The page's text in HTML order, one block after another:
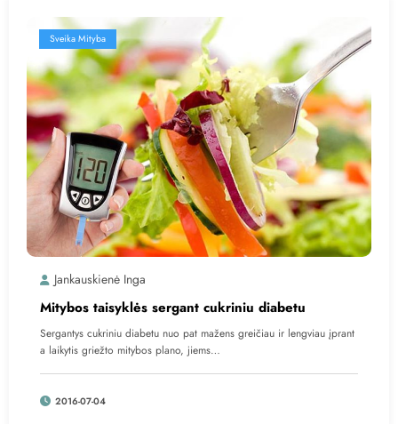
Sveika Mityba
Jankauskienė Inga
Mitybos taisyklės sergant cukriniu diabetu
Sergantys cukriniu diabetu nuo pat mažens greičiau ir lengviau įprant
a laikytis griežto mitybos plano, jiems…
2016-07-04